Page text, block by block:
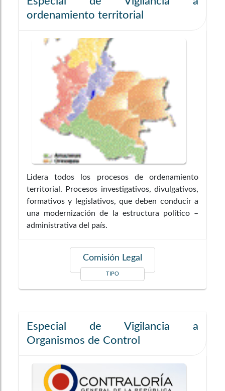
ordenamiento territorial
Lidera todos los procesos de ordenamiento
territorial. Procesos investigativos, divulgativos,
formativos y legislativos, que deben conducir a
una modernización de la estructura político –
administrativa del país.
Comisión Legal
TIPO
Especial de Vigilancia a
Organismos de Control